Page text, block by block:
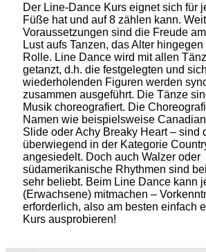
Der Line-Dance Kurs eignet sich für
Füße hat und auf 8 zählen kann.
Voraussetzungen sind die Freude
Lust aufs Tanzen, das Alter
Rolle. Line Dance wird mit allen
getanzt, d.h. die festgelegten und sich
wiederholenden Figuren werden
zusammen ausgeführt. Die Tänze
Musik choreografiert. Die
Namen wie beispielsweise
Slide oder Achy Breaky Heart – sind
überwiegend in der Kategorie
angesiedelt. Doch auch Walzer oder
südamerikanische Rhythmen sind
sehr beliebt. Beim Line Dance kann
(Erwachsene) mitmachen –
erforderlich, also am besten einfach
Kurs ausprobieren!